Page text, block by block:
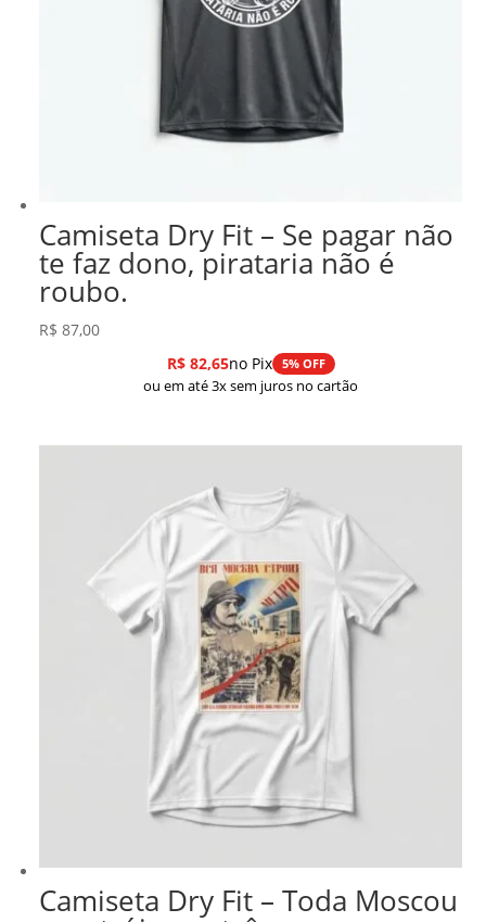
Camiseta Dry Fit – Se pagar não
te faz dono, pirataria não é
roubo.
R$ 87,00
R$82,65no Pix 5% OFF
ou em até 3x sem juros no cartão
Camiseta Dry Fit – Toda Moscou